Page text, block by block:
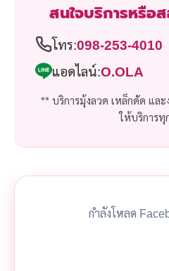
สนใจบริการหรือ
โทร:098-253-4010
แอดไลน์:O.OLA
** บริการมุ้งลวด เหล็กดัด แล
ให้บริการ